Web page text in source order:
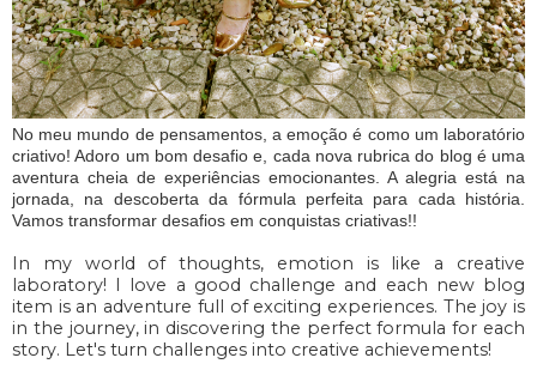
No meu mundo de pensamentos, a emoção é como um laboratório
criativo! Adoro um bom desafio e, cada nova rubrica do blog é uma
aventura cheia de experiências emocionantes. A alegria está na
jornada, na descoberta da fórmula perfeita para cada história.
Vamos transformar desafios em conquistas criativas!!
In my world of thoughts, emotion is like a creative
laboratory! I love a good challenge and each new blog
item is an adventure full of exciting experiences. The joy is
in the journey, in discovering the perfect formula for each
story. Let's turn challenges into creative achievements!